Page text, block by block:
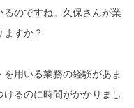
るのですね。久保さんが業
すか？
用いる業務の経験があま
るのに時間がかかりまし